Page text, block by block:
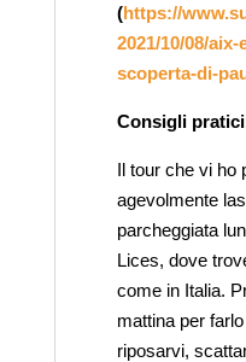
(https://
2021/10/08/
scoperta-di-
Consigli
Il tour che vi ho
agevolmente
parcheggiata
Lices, dove
come in Italia.
mattina per
riposarvi,